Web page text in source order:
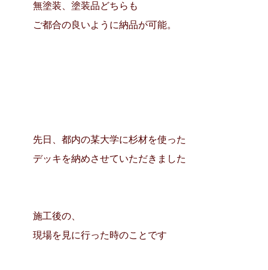
無塗装、塗装品どちらも
ご都合の良いように納品が可能。
先日、都内の某大学に杉材を使った
デッキを納めさせていただきました
施工後の、
現場を見に行った時のことです